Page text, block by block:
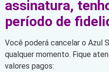
assinatura,
período de
Você poderá cancelar o Azul
qualquer momento. Fique
valores pagos: